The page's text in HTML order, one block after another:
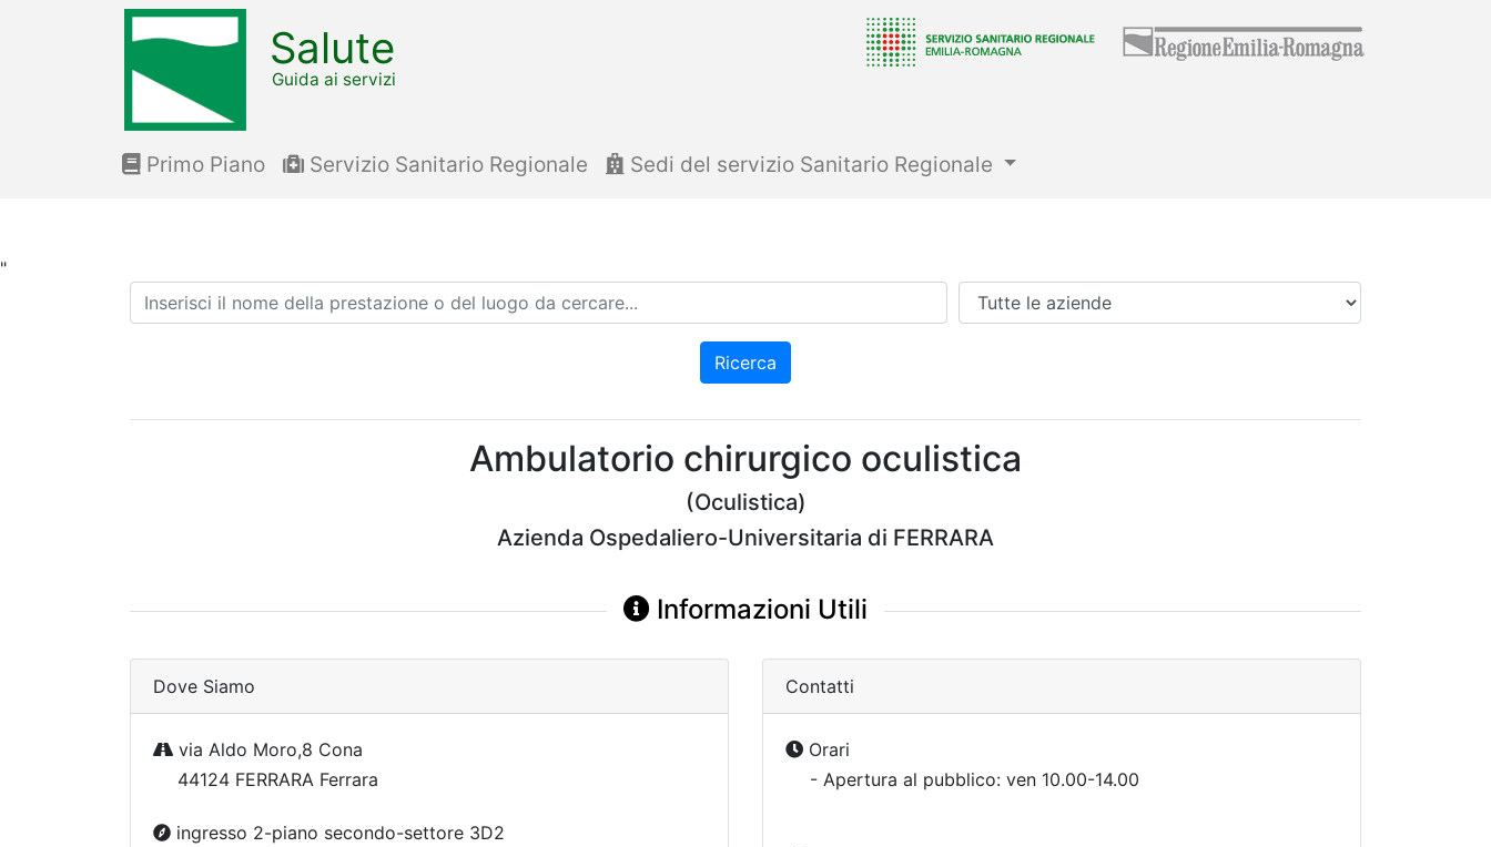
"
Salute
Guida ai servizi
Primo Piano Servizio Sanitario Regionale Sedi del servizio Sanitario Regionale
Ricerca Azienda
Ricerca
Ambulatorio chirurgico oculistica
(Oculistica)
Azienda Ospedaliero-Universitaria di FERRARA
Informazioni Utili
Dove Siamo
via Aldo Moro,8 Cona
44124 FERRARA Ferrara
ingresso 2-piano secondo-settore 3D2
Contatti
Orari
- Apertura al pubblico: ven 10.00-14.00